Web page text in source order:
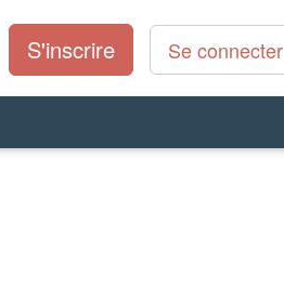
S'inscrire Se connecter